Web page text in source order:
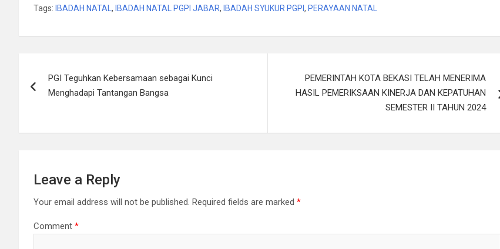
Tags: IBADAH NATAL , IBADAH NATAL PGPI JABAR, IBADAH SYUKUR PGPI , PERAYAAN NATAL
navigation
PGI Teguhkan Kebersamaan sebagai Kunci
Menghadapi Tantangan Bangsa
PEMERINTAH KOTA BEKASI TELAH MENERIMA
HASIL PEMERIKSAAN KINERJA DAN KEPATUHAN
SEMESTER II TAHUN 2024
Leave a Reply
Your email address will not be published. Required fields are marked *
Comment *